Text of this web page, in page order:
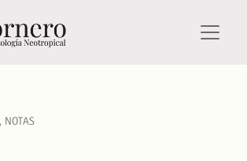
de las especies concebida por
, NOTAS